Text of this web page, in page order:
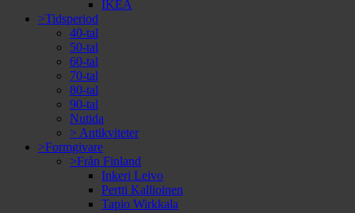
IKEA
>Tidsperiod
40-tal
50-tal
60-tal
70-tal
80-tal
90-tal
Nutida
> Antikviteter
>Formgivare
>Från Finland
Inkeri Leivo
Pertti Kallioinen
Tapio Wirkkala